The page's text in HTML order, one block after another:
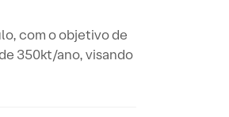
com o objetivo de
350kt/ano, visando